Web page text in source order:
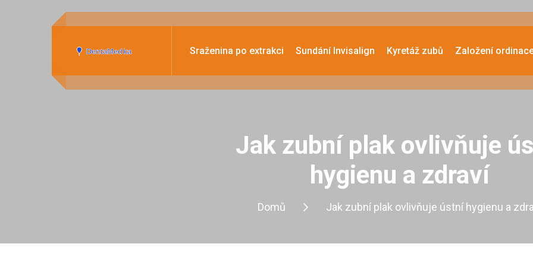
Sraženina po extrakci Sundání Invisalign Kyretáž zubů Založení
Jak zubní plak ovlivňuje
hygienu a zdraví
Domů Jak zubní plak ovlivňuje ústní hygienu a